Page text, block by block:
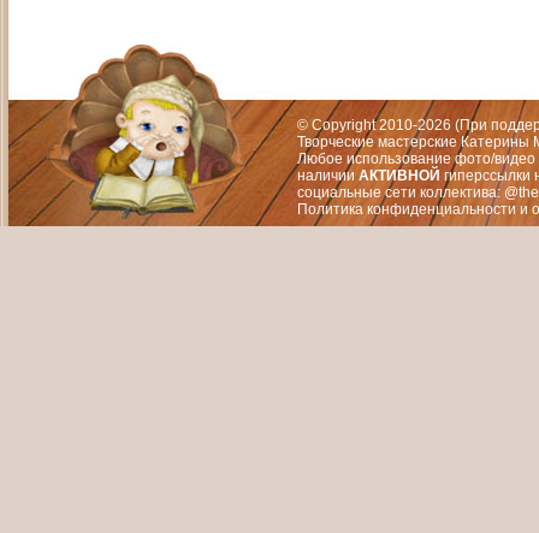
© Copyright 2010-2026 (При
Творческие мастерские
Любое использование фото/видео
наличии АКТИВНОЙ гиперссылки
социальные сети коллектива:
Политика конфиденциальности и